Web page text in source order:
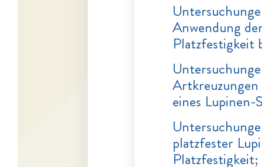
Anwendung
Platzfestigkeit
eines
platzfester